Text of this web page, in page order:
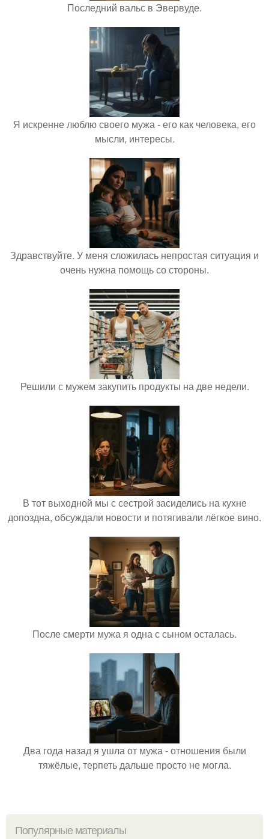
Последний вальс в Эвервуде.
Я искренне люблю своего мужа - его как человека, его
мысли, интересы.
Здравствуйте. У меня сложилась непростая ситуация и
очень нужна помощь со стороны.
Решили с мужем закупить продукты на две недели.
В тот выходной мы с сестрой засиделись на кухне
допоздна, обсуждали новости и потягивали лёгкое вино.
После смерти мужа я одна с сыном осталась.
Два года назад я ушла от мужа - отношения были
тяжёлые, терпеть дальше просто не могла.
Популярные материалы